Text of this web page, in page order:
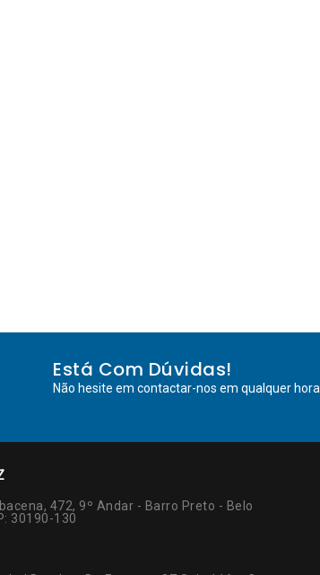
Está Com Dúvidas!
Não hesite em contactar-nos em qualquer hora.
472, 9º Andar - Barro Preto - Belo
30190-130